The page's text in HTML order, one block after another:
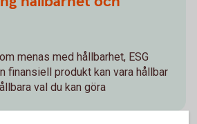
menas med hållbarhet, ESG
finansiell produkt kan vara hållbar
val du kan göra